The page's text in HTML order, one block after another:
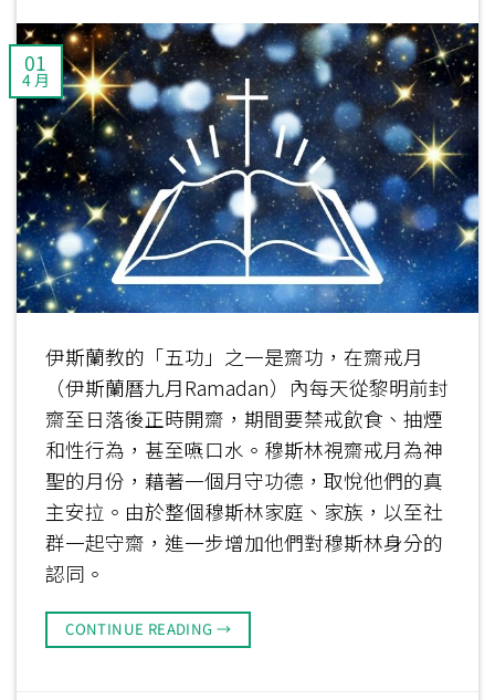
01
4 月
伊斯蘭教的「五功」之一是齋功，在齋戒月
（伊斯蘭曆九月Ramadan）內每天從黎明前封
齋至日落後正時開齋，期間要禁戒飲食、抽煙
和性行為，甚至嚥口水。穆斯林視齋戒月為神
聖的月份，藉著一個月守功德，取悅他們的真
主安拉。由於整個穆斯林家庭、家族，以至社
群一起守齋，進一步增加他們對穆斯林身分的
認同。
CONTINUE READING →